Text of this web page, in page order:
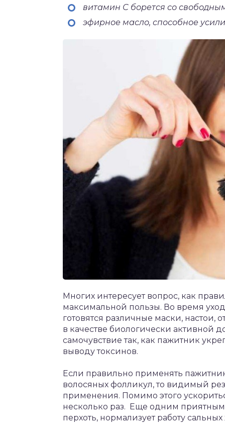
витамин С борется со
эфирное масло, способное
Многих интересует вопрос, как
максимальной пользы. Во время
готовятся различные маски, настои,
в качестве биологически активной
самочувствие так, как пажитник
выводу токсинов.
Если правильно применять
волосяных фолликул, то видимый
применения. Помимо этого
несколько раз. Еще одним приятным
перхоть, нормализует работу сальных